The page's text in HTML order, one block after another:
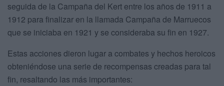
seguida de la Campaña del Kert entre los años de 1911 a
1912 para finalizar en la llamada Campaña de Marruecos
que se iniciaba en 1921 y se consideraba su fin en 1927.
Estas acciones dieron lugar a combates y hechos heroicos
obteniéndose una serie de recompensas creadas para tal
fin, resaltando las más importantes: